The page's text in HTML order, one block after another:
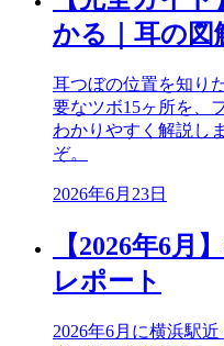
かる｜耳の図
耳つぼの位置を知り
要なツボ15ヶ所を、
わかりやすく解説し
ぞ。
2026年6月23日
【2026年6月
レポート
2026年6月に横浜駅